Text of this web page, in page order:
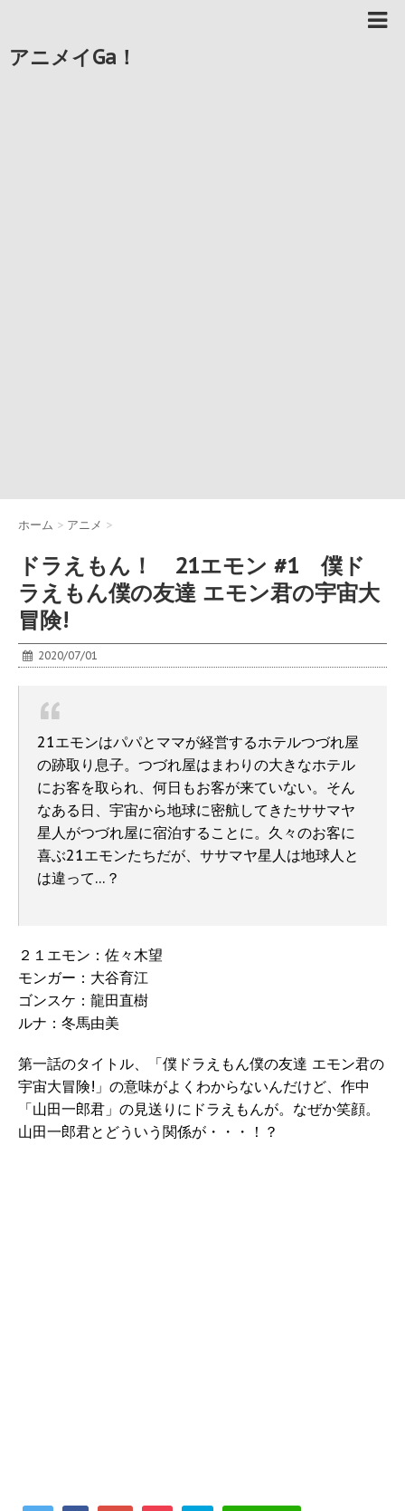
アニメイGa！
ホーム > アニメ >
ドラえもん！ 21エモン #1 僕ド
ラえもん僕の友達 エモン君の宇宙大
冒険!
2020/07/01
21エモンはパパとママが経営するホテルつづれ屋
の跡取り息子。つづれ屋はまわりの大きなホテル
にお客を取られ、何日もお客が来ていない。そん
なある日、宇宙から地球に密航してきたササマヤ
星人がつづれ屋に宿泊することに。久々のお客に
喜ぶ21エモンたちだが、ササマヤ星人は地球人と
は違って…？
２１エモン：佐々木望
モンガー：大谷育江
ゴンスケ：龍田直樹
ルナ：冬馬由美
第一話のタイトル、「僕ドラえもん僕の友達 エモン君の
宇宙大冒険!」の意味がよくわからないんだけど、作中
「山田一郎君」の見送りにドラえもんが。なぜか笑顔。
山田一郎君とどういう関係が・・・！？